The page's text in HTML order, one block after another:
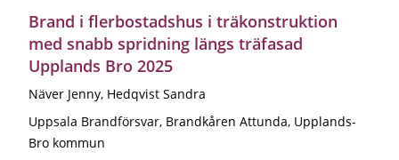
Brand i flerbostadshus i träkonstruktion
med snabb spridning längs träfasad
Upplands Bro 2025
Näver Jenny, Hedqvist Sandra
Uppsala Brandförsvar, Brandkåren Attunda, Upplands-
Bro kommun